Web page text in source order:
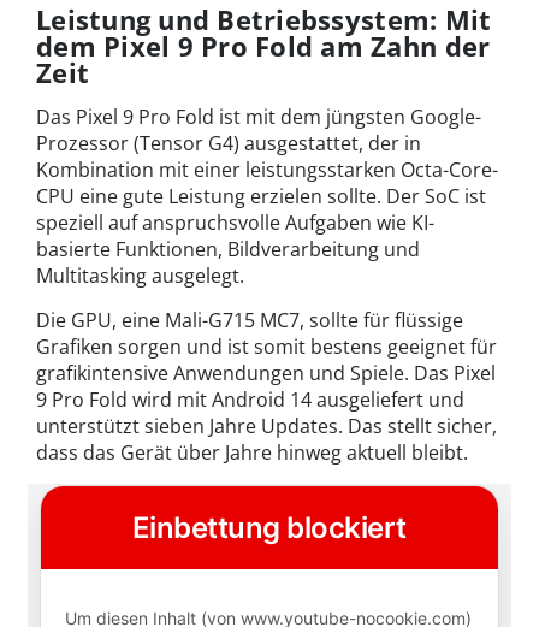
Leistung und Betriebssystem: Mit
dem Pixel 9 Pro Fold am Zahn der
Zeit
Das Pixel 9 Pro Fold ist mit dem jüngsten Google-
Prozessor (Tensor G4) ausgestattet, der in
Kombination mit einer leistungsstarken Octa-Core-
CPU eine gute Leistung erzielen sollte. Der SoC ist
speziell auf anspruchsvolle Aufgaben wie KI-
basierte Funktionen, Bildverarbeitung und
Multitasking ausgelegt.
Die GPU, eine Mali-G715 MC7, sollte für flüssige
Grafiken sorgen und ist somit bestens geeignet für
grafikintensive Anwendungen und Spiele. Das Pixel
9 Pro Fold wird mit Android 14 ausgeliefert und
unterstützt sieben Jahre Updates. Das stellt sicher,
dass das Gerät über Jahre hinweg aktuell bleibt.